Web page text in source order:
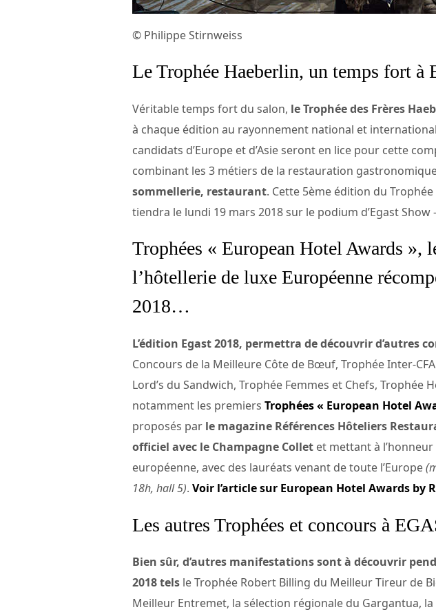
© Philippe Stirnweiss
Le Trophée Haeberlin, un temps fort
Véritable temps fort du salon, le Trophée des Frères
à chaque édition au rayonnement national et international
candidats d’Europe et d’Asie seront en lice pour cette
combinant les 3 métiers de la restauration
sommellerie, restaurant. Cette 5ème édition du
tiendra le lundi 19 mars 2018 sur le podium d’Egast Show
Trophées « European Hotel Awards »,
l’hôtellerie de luxe Européenne
2018…
L’édition Egast 2018, permettra de découvrir d’autres
Concours de la Meilleure Côte de Bœuf, Trophée Inter-
Lord’s du Sandwich, Trophée Femmes et Chefs, Trophée
notamment les premiers Trophées « European Hotel
proposés par le magazine Références Hôteliers
officiel avec le Champagne Collet et mettant à
européenne, avec des lauréats venant de toute l’Europe
18h, hall 5). Voir l’article sur European Hotel Awards by
Les autres Trophées et concours à
Bien sûr, d’autres manifestations sont à découvrir
2018 tels le Trophée Robert Billing du Meilleur Tireur de
Meilleur Entremet, la sélection régionale du Gargantua,